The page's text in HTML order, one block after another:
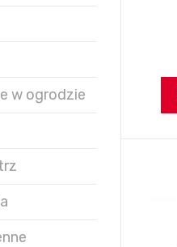
w ogrodzie